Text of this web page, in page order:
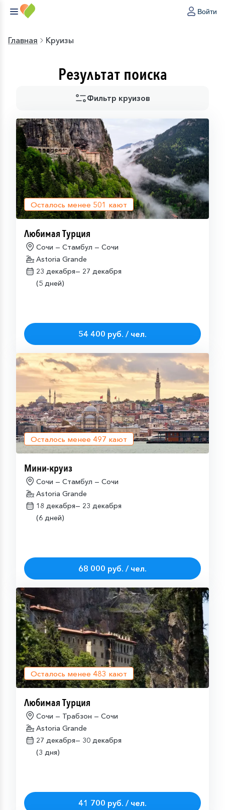
Войти
Главная Круизы
Результат поиска
Фильтр круизов
Осталось менее 501 кают
Любимая Турция
Сочи — Стамбул — Сочи
Astoria Grande
23 декабря— 27 декабря
(5 дней)
54 400 руб. / чел.
Осталось менее 497 кают
Мини-круиз
Сочи — Стамбул — Сочи
Astoria Grande
18 декабря— 23 декабря
(6 дней)
68 000 руб. / чел.
Осталось менее 483 кают
Любимая Турция
Сочи — Трабзон — Сочи
Astoria Grande
27 декабря— 30 декабря
(3 дня)
41 700 руб. / чел.